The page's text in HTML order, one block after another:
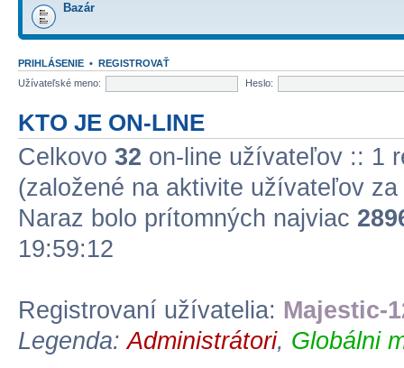
Bazár
PRIHLÁSENIE • REGISTROVAŤ
Užívateľské meno:
Heslo:
KTO JE ON-LINE
Celkovo 32 on-line užívateľov :: 1
(založené na aktivite užívateľov
Naraz bolo prítomných najviac
19:59:12
Registrovaní užívatelia: Majestic-
Legenda:Administrátori, Globálni